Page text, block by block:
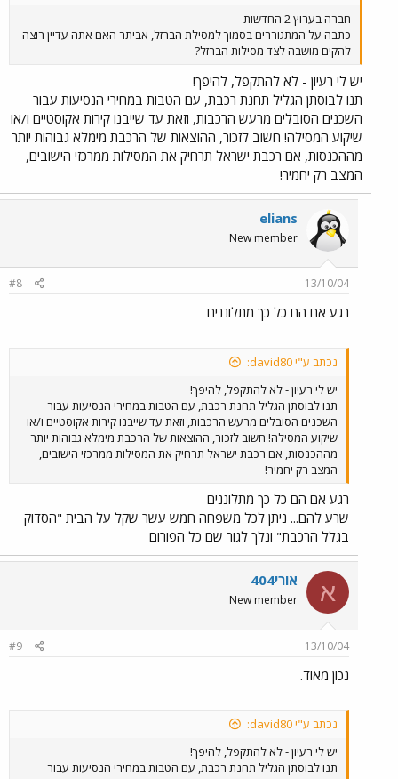
חברה בערוץ 2 החדשות
כתבה על המתגוררים בסמוך למסילת הברזל, אביתר האם אתה עדיין רוצה
להקים מושבה לצד מסילות הברזל?
יש לי רעיון - לא להתקפל, להיפך!
תנו לבוסתן הגליל תחנת רכבת, עם הטבות במחירי הנסיעות עבור
השכנים הסובלים מרעש הרכבות, וזאת עד שייבנו קירות אקוסטיים ו/או
שיקוע המסילה! חשוב לזכור, ההוצאות של הרכבת מימלא גבוהות יותר
מההכנסות, אם רכבת ישראל תרחיק את המסילות ממרכזי הישובים,
המצב רק יחמיר!
elians
New member
13/10/04
#8
רגע אם הם כל כך מתלוננים
נכתב ע"י david80:
יש לי רעיון - לא להתקפל, להיפך!
תנו לבוסתן הגליל תחנת רכבת, עם הטבות במחירי הנסיעות עבור
השכנים הסובלים מרעש הרכבות, וזאת עד שייבנו קירות אקוסטיים ו/או
שיקוע המסילה! חשוב לזכור, ההוצאות של הרכבת מימלא גבוהות יותר
מההכנסות, אם רכבת ישראל תרחיק את המסילות ממרכזי הישובים,
המצב רק יחמיר!
רגע אם הם כל כך מתלוננים
שרע להם... ניתן לכל משפחה חמש עשר שקל על הבית "הסדוק
בגלל הרכבת" ונלך לגור שם כל הפורום
א אורי404
New member
13/10/04
#9
נכון מאוד.
נכתב ע"י david80:
יש לי רעיון - לא להתקפל, להיפך!
תנו לבוסתן הגליל תחנת רכבת, עם הטבות במחירי הנסיעות עבור